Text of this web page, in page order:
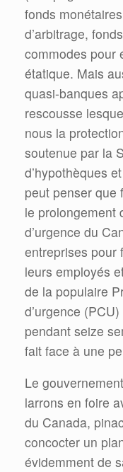
fonds
d’arbitrage,
commodes pour
étatique. Mais
quasi-banques
rescousse
nous la
soutenue par la
d’hypothèques
peut penser que
le prolongement
d’urgence du
entreprises pour
leurs employés
de la populaire
d’urgence
pendant seize
fait face à une
Le
larrons en foire
du Canada,
concocter un
évidemment de